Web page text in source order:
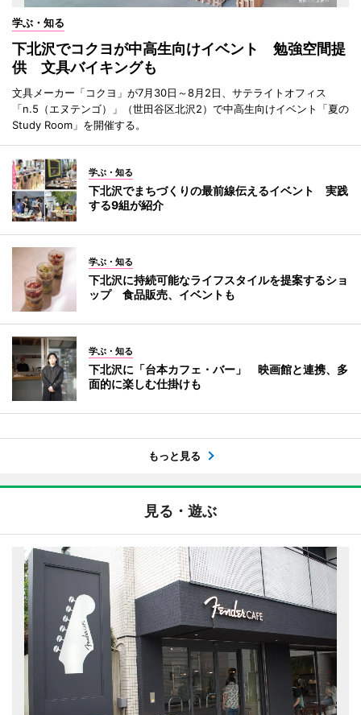
学ぶ・知る
下北沢でコクヨが中高生向けイベント 勉強空間提
供 文具バイキングも
文具メーカー「コクヨ」が7月30日～8月2日、サテライトオフィス
「n.5（エヌテンゴ）」（世田谷区北沢2）で中高生向けイベント「夏の
Study Room」を開催する。
学ぶ・知る
下北沢でまちづくりの最前線伝えるイベント 実践
する9組が紹介
学ぶ・知る
下北沢に持続可能なライフスタイルを提案するショ
ップ 食品販売、イベントも
学ぶ・知る
下北沢に「台本カフェ・バー」 映画館と連携、多
面的に楽しむ仕掛けも
もっと見る
見る・遊ぶ